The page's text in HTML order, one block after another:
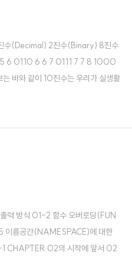
진수(Decimal) 2진수(Binary) 8진수
6 0110 6 6 7 0111 7 7 8 1000
바와 같이 10진수는 우리가 실생활
력 방식 01-2 함수 오버로딩(FUN
름공간(NAMESPACE)에 대한
CHAPTER 02의 시작에 앞서 02